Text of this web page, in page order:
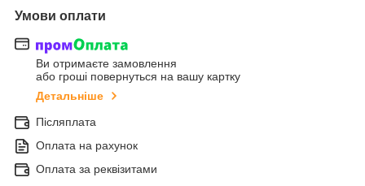
Умови оплати
Ви отримаєте замовлення
або гроші повернуться на вашу картку
Детальніше
Післяплата
Оплата на рахунок
Оплата за реквізитами